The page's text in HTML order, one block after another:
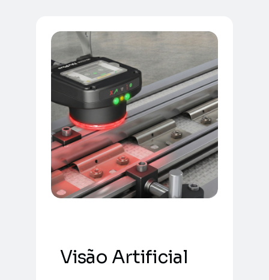
Visão Artificial